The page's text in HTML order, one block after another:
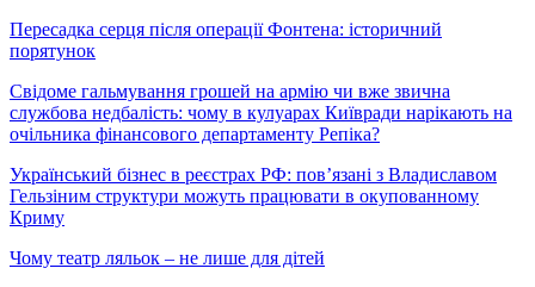
Пересадка серця після операції Фонтена: історичний
порятунок
Свідоме гальмування грошей на армію чи вже звична
службова недбалість: чому в кулуарах Київради нарікають на
очільника фінансового департаменту Репіка?
Український бізнес в реєстрах РФ: пов’язані з Владиславом
Гельзіним структури можуть працювати в окупованному
Криму
Чому театр ляльок – не лише для дітей